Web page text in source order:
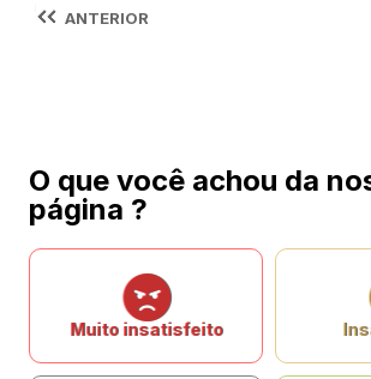
ANTERIOR
O que você achou da
página ?
Muito insatisfeito